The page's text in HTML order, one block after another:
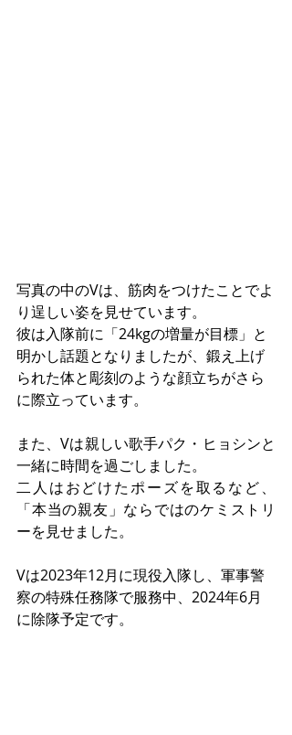
写真の中のVは、筋肉をつけたことでよ
り逞しい姿を見せています。
彼は入隊前に「24kgの増量が目標」と
明かし話題となりましたが、鍛え上げ
られた体と彫刻のような顔立ちがさら
に際立っています。
また、Vは親しい歌手パク・ヒョシンと
一緒に時間を過ごしました。
二人はおどけたポーズを取るなど、
「本当の親友」ならではのケミストリ
ーを見せました。
Vは2023年12月に現役入隊し、軍事警
察の特殊任務隊で服務中、2024年6月
に除隊予定です。